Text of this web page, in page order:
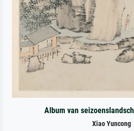
Album van
Xiao Yuncong